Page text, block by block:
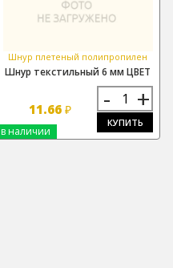
Шнур плетеный полипропилен
Шнур текстильный 6 мм ЦВЕТ
11.66 ₽ - +
КУПИТЬ
в наличии